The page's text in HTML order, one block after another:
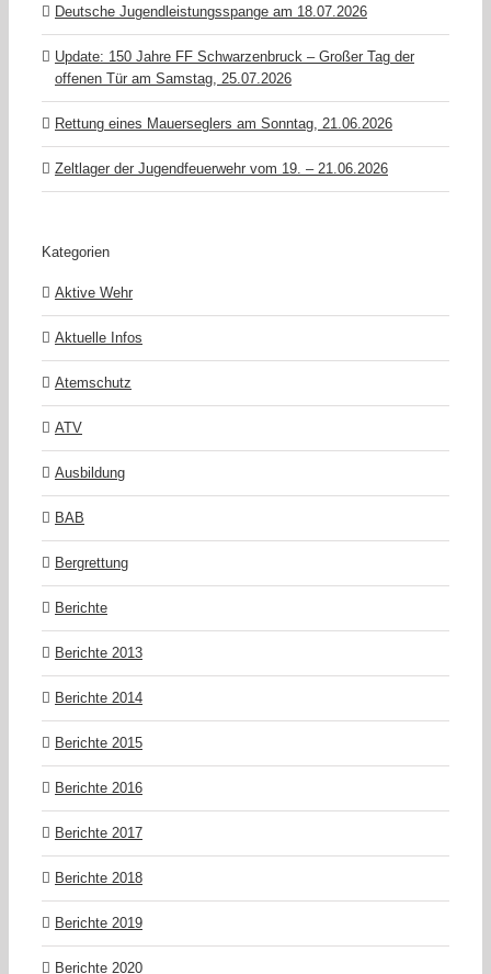
Deutsche Jugendleistungsspange am 18.07.2026
Update: 150 Jahre FF Schwarzenbruck – Großer Tag der
offenen Tür am Samstag, 25.07.2026
Rettung eines Mauerseglers am Sonntag, 21.06.2026
Zeltlager der Jugendfeuerwehr vom 19. – 21.06.2026
Kategorien
Aktive Wehr
Aktuelle Infos
Atemschutz
ATV
Ausbildung
BAB
Bergrettung
Berichte
Berichte 2013
Berichte 2014
Berichte 2015
Berichte 2016
Berichte 2017
Berichte 2018
Berichte 2019
Berichte 2020